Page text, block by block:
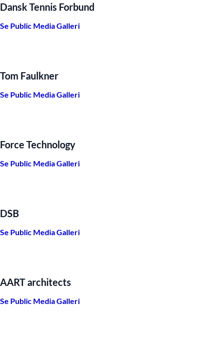
Dansk Tennis Forbund
Se Public Media Galleri
Tom Faulkner
Se Public Media Galleri
Force Technology
Se Public Media Galleri
DSB
Se Public Media Galleri
AART architects
Se Public Media Galleri